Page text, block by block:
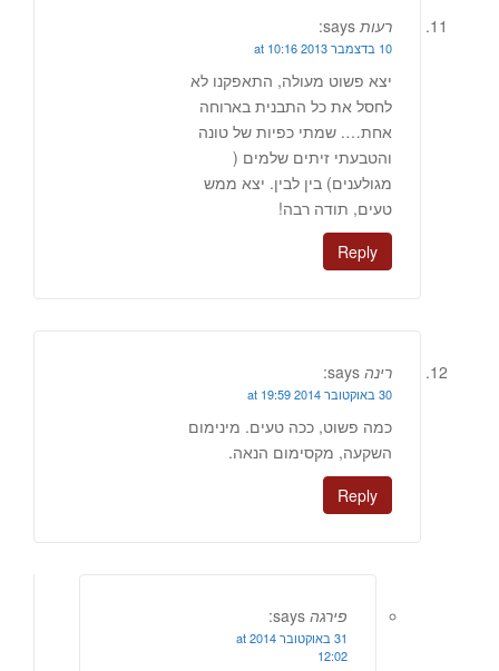
רעות says:
10 בדצמבר 2013 at 10:16
יצא פשוט מעולה, התאפקנו לא
לחסל את כל התבנית בארוחה
אחת…. שמתי כפיות של טונה
והטבעתי זיתים שלמים (
מגולענים) בין לבין. יצא ממש
טעים, תודה רבה!
Reply
רינה says:
30 באוקטובר 2014 at 19:59
כמה פשוט, ככה טעים. מינימום
השקעה, מקסימום הנאה.
Reply
פירגה says:
31 באוקטובר 2014 at
12:02